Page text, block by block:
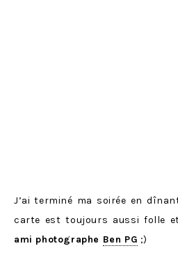
J’ai terminé ma soirée en
carte est toujours aussi folle
ami photographe Ben PG ;)